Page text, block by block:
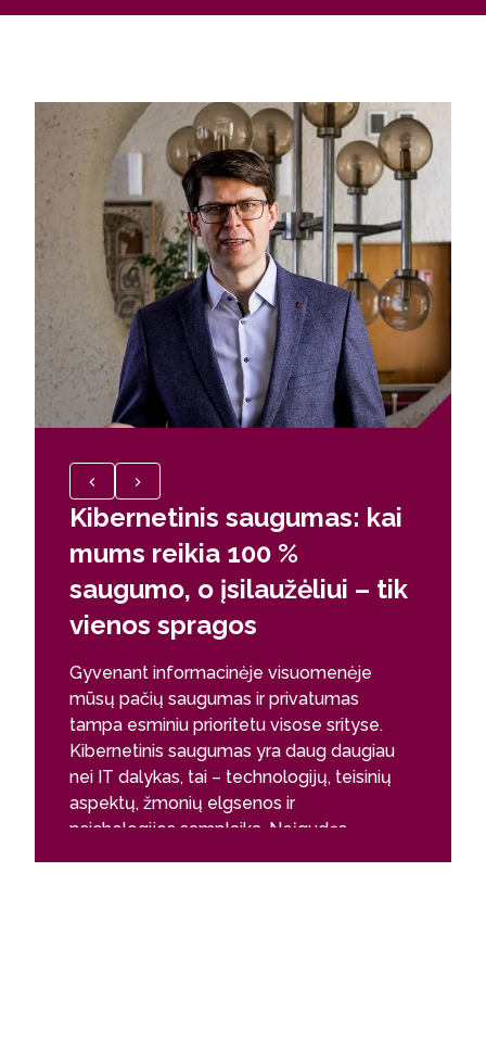
bendrovėse.
Kibernetinis saugumas: kai
mums reikia 100 %
saugumo, o įsilaužėliui – tik
vienos spragos
Gyvenant informacinėje visuomenėje
mūsų pačių saugumas ir privatumas
tampa esminiu prioritetu visose srityse.
Kibernetinis saugumas yra daug daugiau
nei IT dalykas, tai – technologijų, teisinių
aspektų, žmonių elgsenos ir
psichologijos samplaika. Neįgudęs